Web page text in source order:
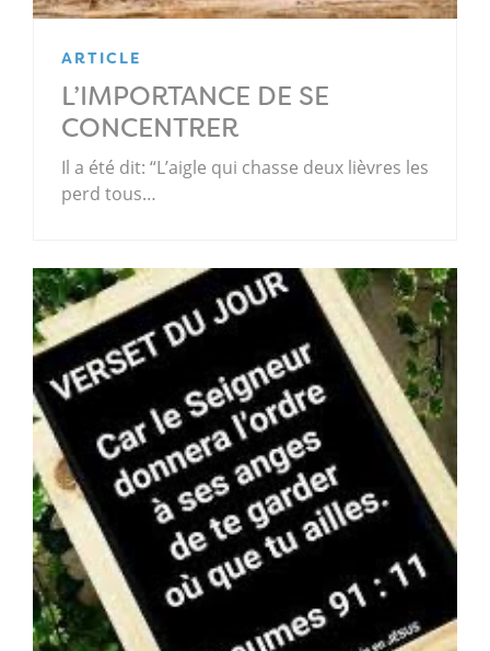
ARTICLE
L’IMPORTANCE DE SE
CONCENTRER
Il a été dit: “L’aigle qui chasse deux lièvres les
perd tous…